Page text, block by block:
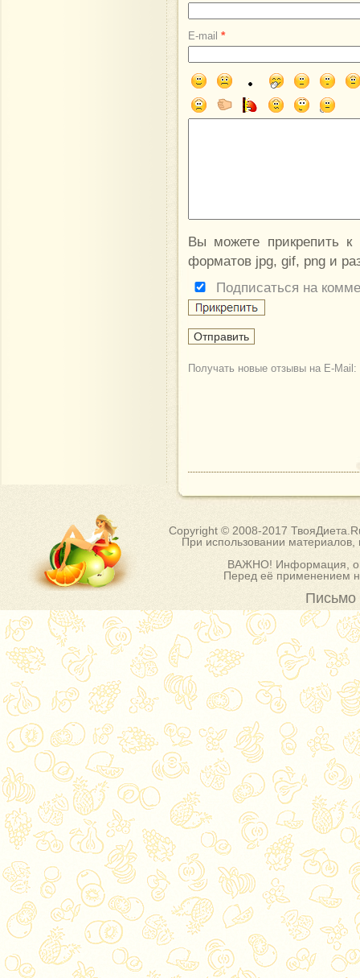
E-mail *
Вы можете прикрепить
форматов jpg, gif, png и
Подписаться на
Получать новые отзывы на E-Mail:
Copyright © 2008-2017
При использовании материалов,
ВАЖНО! Информация,
Перед её применением
Письмо